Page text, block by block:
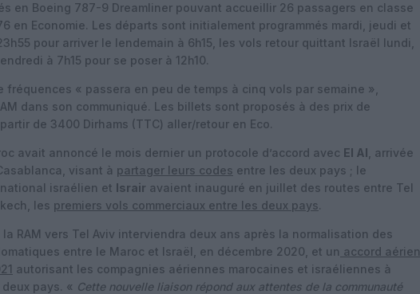
en Boeing 787-9 Dreamliner pouvant accueillir 26 passagers en classe
en Economie. Les départs sont initialement programmés mardi, jeudi et
pour arriver le lendemain à 6h15, les vols retour quittant Israël lundi,
à 7h15 pour se poser à 12h10.
fréquences « passera en peu de temps à cinq vols par semaine »,
dans son communiqué. Les billets sont proposés à des prix de
de 3400 Dirhams (TTC) aller/retour en Eco.
avait annoncé le mois dernier un protocole d’accord avec El Al , arrivée
visant à partager leurs codes entre les deux pays ; le
israélien et Israir avaient inauguré en juillet des routes entre Tel
les premiers vols commerciaux entre les deux pays.
la RAM vers Tel Aviv interviendra deux ans après la normalisation des
entre le Maroc et Israël, en décembre 2020, et un accord aérien
autorisant les compagnies aériennes marocaines et israéliennes à
pays. « Cette nouvelle liaison répond aux attentes de la communauté